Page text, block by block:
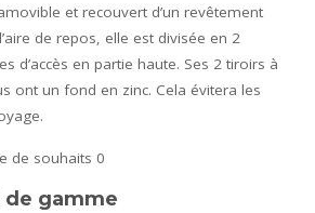
et recouvert d’un revêtement
de repos, elle est divisée en 2
d’accès en partie haute. Ses 2 tiroirs à
ont un fond en zinc. Cela évitera les
de souhaits 0
gamme